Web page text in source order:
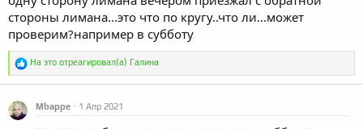
стороны лимана...это что по кругу..что ли...может
проверим?например в субботу
Р
а
На это отреагировал(а) Галина
Mbappe 1 Апр 2021